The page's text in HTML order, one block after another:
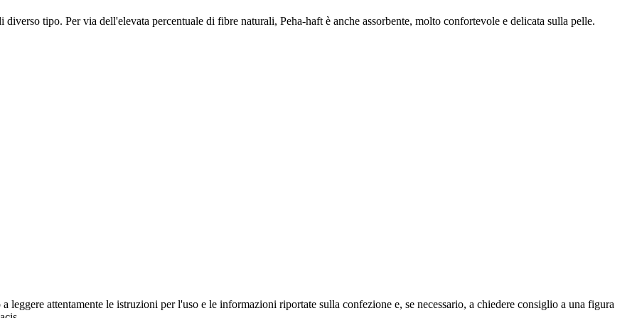
tipo. Per via dell'elevata percentuale di fibre naturali, Peha-haft è anche assorbente, molto confortevole e delicata sulla pelle.
attentamente le istruzioni per l'uso e le informazioni riportate sulla confezione e, se necessario, a chiedere consiglio a una figura